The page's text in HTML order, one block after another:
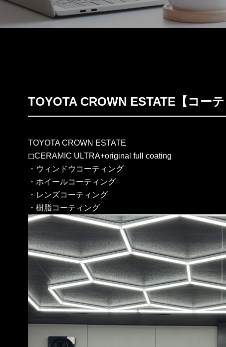
TOYOTA CROWN ESTATE【コーテ
TOYOTA CROWN ESTATE
◻︎CERAMIC ULTRA+original full coating
・ウィンドウコーティング
・ホイールコーティング
・レンズコーティング
・樹脂コーティング